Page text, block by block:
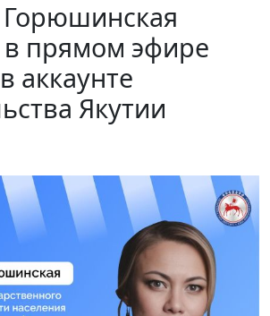
Горюшинская
в прямом эфире
аккаунте
Якутии